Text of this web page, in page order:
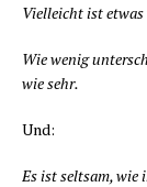
Viel­leicht ist etwas
Wie wenig
wie sehr.
Und:
Es ist selt­sam, wie